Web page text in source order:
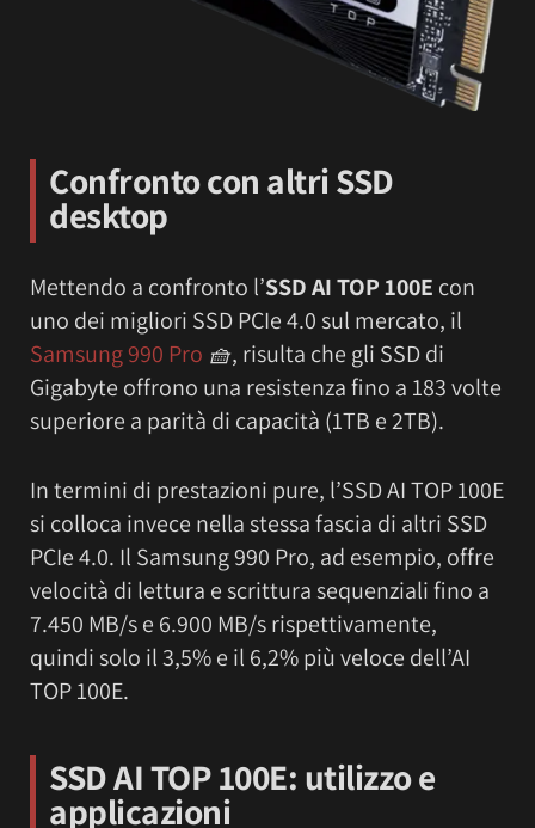
Confronto con altri SSD
desktop
Mettendo a confronto l’SSD AI TOP 100E con
uno dei migliori SSD PCIe 4.0 sul mercato, il
Samsung 990 Pro 🧺, risulta che gli SSD di
Gigabyte offrono una resistenza fino a 183 volte
superiore a parità di capacità (1TB e 2TB).
In termini di prestazioni pure, l’SSD AI TOP 100E
si colloca invece nella stessa fascia di altri SSD
PCIe 4.0. Il Samsung 990 Pro, ad esempio, offre
velocità di lettura e scrittura sequenziali fino a
7.450 MB/s e 6.900 MB/s rispettivamente,
quindi solo il 3,5% e il 6,2% più veloce dell’AI
TOP 100E.
SSD AI TOP 100E: utilizzo e
applicazioni